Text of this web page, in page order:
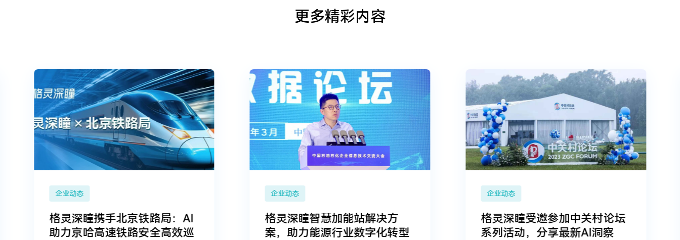
更多精彩内容
企业动态
格灵深瞳携手北京铁路局：AI
助力京哈高速铁路安全高效巡
企业动态
格灵深瞳智慧加能站解决方
案，助力能源行业数字化转型
企业动态
格灵深瞳受邀参加中关村论坛
系列活动，分享最新AI洞察